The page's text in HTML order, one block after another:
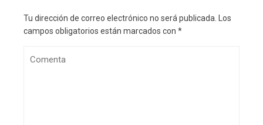
Tu dirección de correo electrónico no será publicada. Los
campos obligatorios están marcados con *